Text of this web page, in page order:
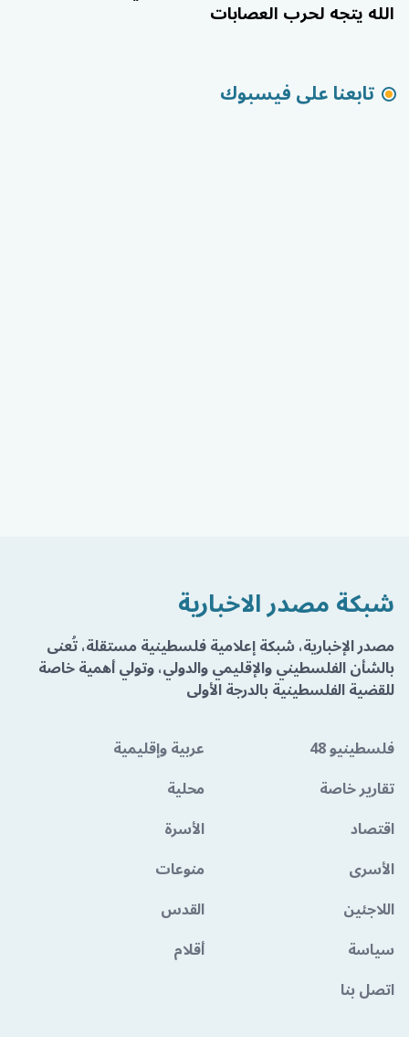
الله يتجه لحرب العصابات
تابعنا على فيسبوك
شبكة مصدر الاخبارية
مصدر الإخبارية، شبكة إعلامية فلسطينية مستقلة، تُعنى
بالشأن الفلسطيني والإقليمي والدولي، وتولي أهمية خاصة
للقضية الفلسطينية بالدرجة الأولى
فلسطينيو 48
عربية وإقليمية
تقارير خاصة
محلية
اقتصاد
الأسرة
الأسرى
منوعات
اللاجئين
القدس
سياسة
أقلام
اتصل بنا